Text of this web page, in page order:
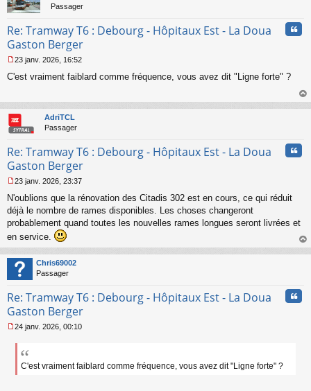
l
u
Passager
Re: Tramway T6 : Debourg - Hôpitaux Est - La Doua
Gaston Berger
e
a
g
e
o
l
u
23 janv. 2026, 16:52
C'est vraiment faiblard comme fréquence, vous avez dit "Ligne forte" ?
au
AdriTCL
Passager
Re: Tramway T6 : Debourg - Hôpitaux Est - La Doua
Gaston Berger
e
s
s
g
n
o
n
u
23 janv. 2026, 23:37
N'oublions que la rénovation des Citadis 302 est en cours, ce qui réduit
déjà le nombre de rames disponibles. Les choses changeront
probablement quand toutes les nouvelles rames longues seront livrées et
en service.
au
Chris69002
Passager
Re: Tramway T6 : Debourg - Hôpitaux Est - La Doua
Gaston Berger
e
a
24 janv. 2026, 00:10
C'est vraiment faiblard comme fréquence, vous avez dit "Ligne forte" ?